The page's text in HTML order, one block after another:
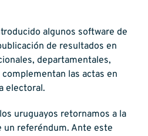
algunos software de
de resultados en
departamentales,
las actas en
electoral.
uruguayos retornamos a la
un referéndum. Ante este